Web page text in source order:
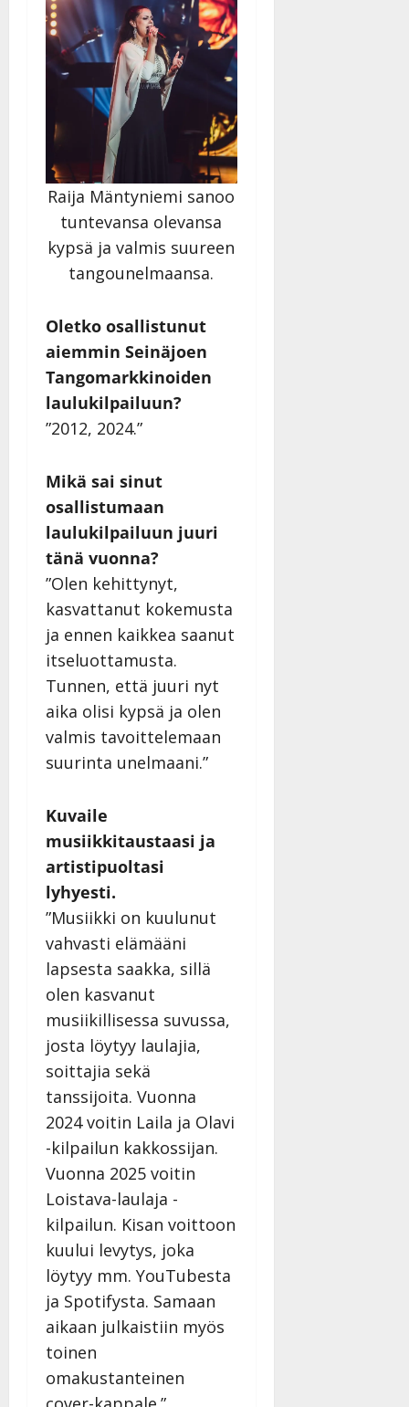
Raija Mäntyniemi sanoo
tuntevansa olevansa
kypsä ja valmis suureen
tangounelmaansa.
Oletko osallistunut
aiemmin Seinäjoen
Tangomarkkinoiden
laulukilpailuun?
”2012, 2024.”
Mikä sai sinut
osallistumaan
laulukilpailuun juuri
tänä vuonna?
”Olen kehittynyt,
kasvattanut kokemusta
ja ennen kaikkea saanut
itseluottamusta.
Tunnen, että juuri nyt
aika olisi kypsä ja olen
valmis tavoittelemaan
suurinta unelmaani.”
Kuvaile
musiikkitaustaasi ja
artistipuoltasi
lyhyesti.
”Musiikki on kuulunut
vahvasti elämääni
lapsesta saakka, sillä
olen kasvanut
musiikillisessa suvussa,
josta löytyy laulajia,
soittajia sekä
tanssijoita. Vuonna
2024 voitin Laila ja Olavi
-kilpailun kakkossijan.
Vuonna 2025 voitin
Loistava-laulaja -
kilpailun. Kisan voittoon
kuului levytys, joka
löytyy mm. YouTubesta
ja Spotifysta. Samaan
aikaan julkaistiin myös
toinen
omakustanteinen